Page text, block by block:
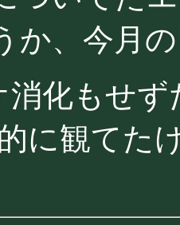
か、今月
消化もせ
に観てた